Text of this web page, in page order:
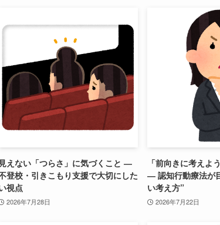
見えない「つらさ」に気づくこと ―
登校・引きこもり支援で大切にした
視点
2026年7月28日
「前向きに考えよ
― 認知行動療法が
い考え方”
2026年7月22日